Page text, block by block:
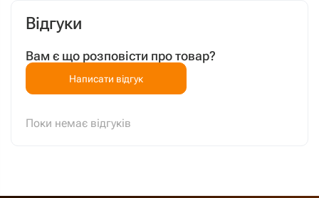
Відгуки
Вам є що розповісти про товар?
Написати відгук
Поки немає відгуків